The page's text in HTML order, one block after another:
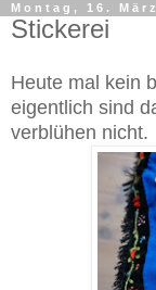
Montag, 16.
Stickerei
Heute mal kein
eigentlich sind
verblühen nicht.